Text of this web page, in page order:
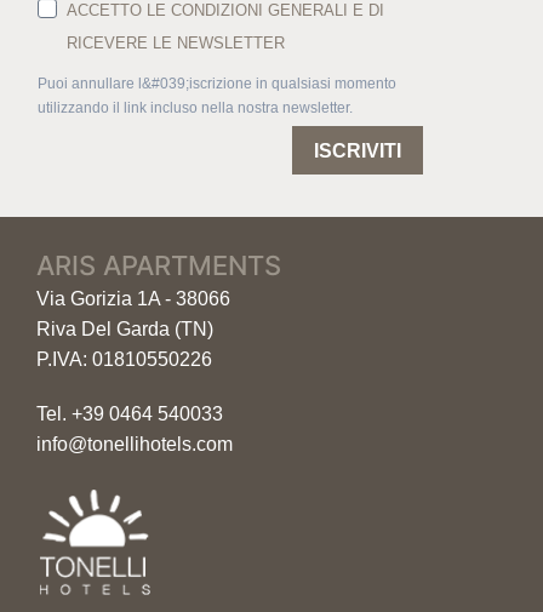
ACCETTO LE CONDIZIONI GENERALI E DI
RICEVERE LE NEWSLETTER
Puoi annullare l&#039;iscrizione in qualsiasi momento
utilizzando il link incluso nella nostra newsletter.
ISCRIVITI
ARIS APARTMENTS
Via Gorizia 1A - 38066
Riva Del Garda (TN)
P.IVA: 01810550226
Tel. +39 0464 540033
info@tonellihotels.com